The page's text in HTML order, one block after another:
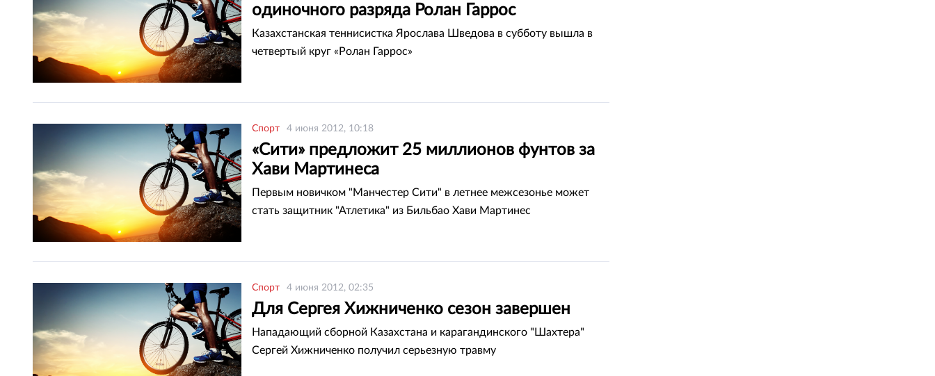
одиночного разряда Ролан Гаррос
Казахстанская теннисистка Ярослава Шведова в субботу вышла в
четвертый круг «Ролан Гаррос»
Спорт 4 июня 2012, 10:18
«Сити» предложит 25 миллионов фунтов за
Хави Мартинеса
Первым новичком "Манчестер Сити" в летнее межсезонье может
стать защитник "Атлетика" из Бильбао Хави Мартинес
Спорт 4 июня 2012, 02:35
Для Сергея Хижниченко сезон завершен
Нападающий сборной Казахстана и карагандинского "Шахтера"
Сергей Хижниченко получил серьезную травму